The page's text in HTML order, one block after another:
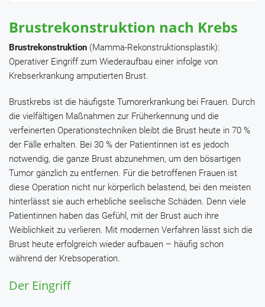
Brustrekonstruktion nach Krebs
Brustrekonstruktion (Mamma-Rekonstruktionsplastik):
Operativer Eingriff zum Wiederaufbau einer infolge von
Krebserkrankung amputierten Brust.
Brustkrebs ist die häufigste Tumorerkrankung bei Frauen. Durch
die vielfältigen Maßnahmen zur Früherkennung und die
verfeinerten Operationstechniken bleibt die Brust heute in 70 %
der Fälle erhalten. Bei 30 % der Patientinnen ist es jedoch
notwendig, die ganze Brust abzunehmen, um den bösartigen
Tumor gänzlich zu entfernen. Für die betroffenen Frauen ist
diese Operation nicht nur körperlich belastend, bei den meisten
hinterlässt sie auch erhebliche seelische Schäden. Denn viele
Patientinnen haben das Gefühl, mit der Brust auch ihre
Weiblichkeit zu verlieren. Mit modernen Verfahren lässt sich die
Brust heute erfolgreich wieder aufbauen – häufig schon
während der Krebsoperation.
Der Eingriff